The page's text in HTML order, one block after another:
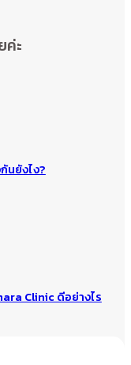
ค่ะ
นยังไง?
Clinic ดีอย่างไร